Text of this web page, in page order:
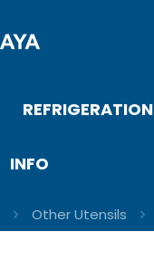
REFRIGERATION
INFO
Other Utensils